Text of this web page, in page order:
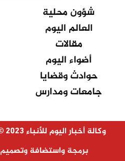
شؤون محلية
العالم اليوم
مقالات
أضواء اليوم
حوادث وقضايا
جامعات ومدارس
وكالة أخبار اليوم للأنباء 2023 © جميع الحقوق محفوظة.
برمجة واستضافة وتصميم